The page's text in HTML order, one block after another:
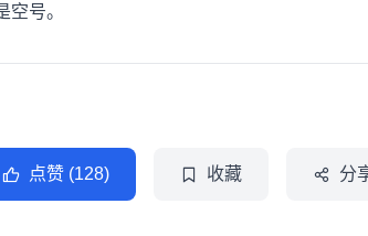
号。
点赞 (128) 收藏 分